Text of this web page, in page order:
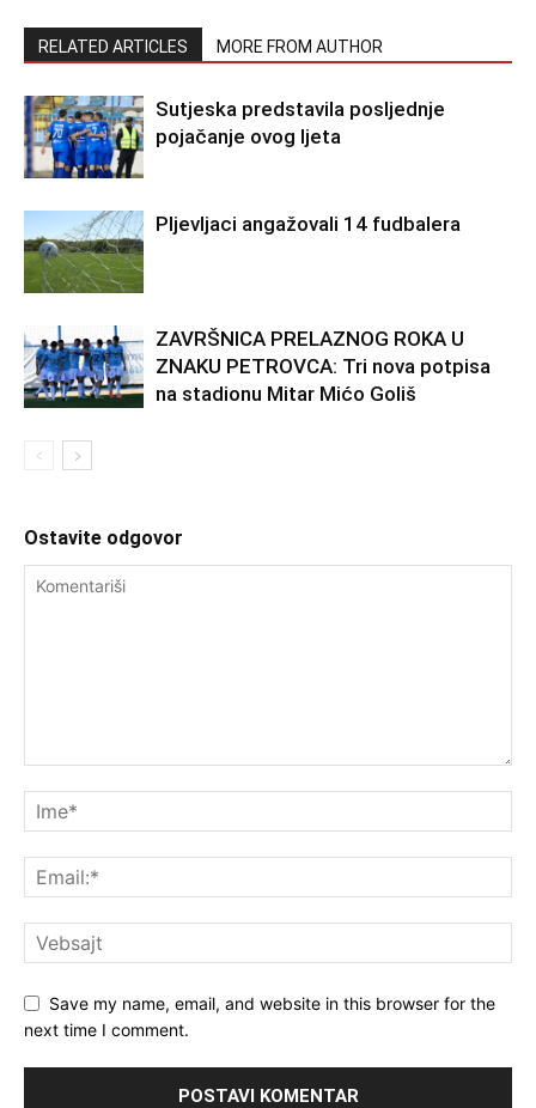
RELATED ARTICLES MORE FROM AUTHOR
Sutjeska predstavila posljednje
pojačanje ovog ljeta
Pljevljaci angažovali 14 fudbalera
ZAVRŠNICA PRELAZNOG ROKA U
ZNAKU PETROVCA: Tri nova potpisa
na stadionu Mitar Mićo Goliš
Ostavite odgovor
Save my name, email, and website in this browser for the
next time I comment.